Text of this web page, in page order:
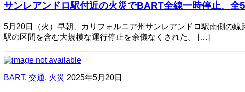
サンレアンドロ駅付近の火災でBART全線一時停止、全
5月20日（火）早朝、カリフォルニア州サンレアンドロ駅南側の
駅の区間を含む大規模な運行停止を余儀なくされた。 […]
BART, 交通, 火災 2025年5月20日